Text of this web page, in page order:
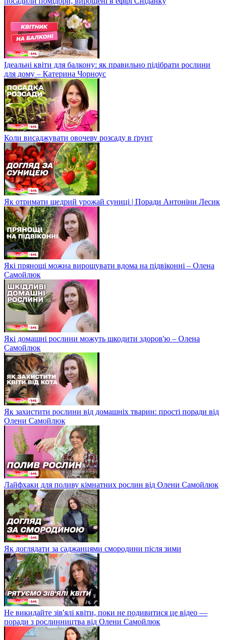
Ідеальні квіти для балкону: як правильно підібрати рослини
для дому – Катерина Чорноус
Коли висаджувати овочеву розсаду в ґрунт
Як отримати щедрий урожай суниці | Поради Антоніни Лесик
Які прянощі можна вирощувати вдома на підвіконні – Олена
Самойлюк
Які домашні рослини можуть шкодити здоров'ю – Олена
Самойлюк
Як захистити рослини від домашніх тварин: прості поради від
Олени Самойлюк
Лайфхаки для поливу кімнатних рослин від Олени Самойлюк
Як доглядати за саджанцями смородини після зими
Не викидайте зів'ялі квіти, поки не подивитися це відео —
поради з рослинництва від Олени Самойлюк